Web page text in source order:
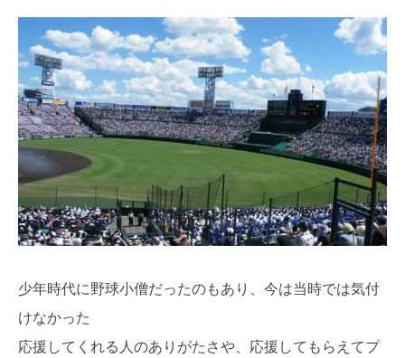
少年時代に野球小僧だったのもあり、今は当時では気付
けなかった
応援してくれる人のありがたさや、応援してもらえてプ